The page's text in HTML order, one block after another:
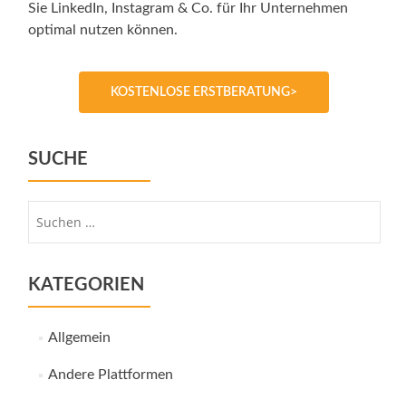
Sie LinkedIn, Instagram & Co. für Ihr Unternehmen
optimal nutzen können.
KOSTENLOSE ERSTBERATUNG>
SUCHE
KATEGORIEN
Allgemein
Andere Plattformen